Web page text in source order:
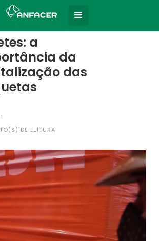
Todas as notícias
a
da
das
DE LEITURA